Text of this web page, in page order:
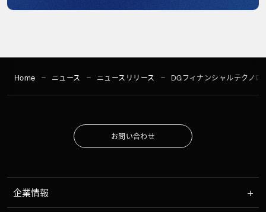
Home ニュース ニュースリリース DGフィナンシャルテクノロ
お問 い合わせ
企業情報